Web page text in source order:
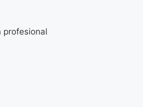
profesional